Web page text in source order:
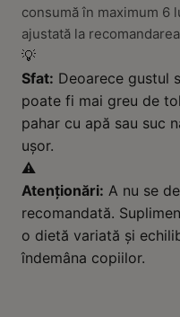
consumă în maximum 6
ajustată la
💡
Sfat: Deoarece gustul
poate fi mai greu de
pahar cu apă sau suc
ușor.
⚠️
Atenționări: A nu se
recomandată.
o dietă variată și
îndemâna copiilor.